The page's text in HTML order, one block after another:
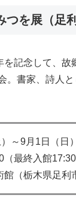
を展（足利
を記念して、故
。書家、詩人
～9月1日（日）
最終入館17:30
（栃木県足利